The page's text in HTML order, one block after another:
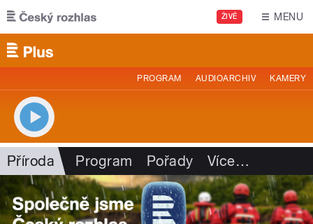
Přejít k hlavnímu obsahu
ŽIVĚ MENU
PROGRAM AUDIOARCHIV KAMERY
Příroda Program Pořady Více…